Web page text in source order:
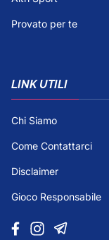
Provato per te
LINK UTILI
Chi Siamo
Come Contattarci
Disclaimer
Gioco Responsabile